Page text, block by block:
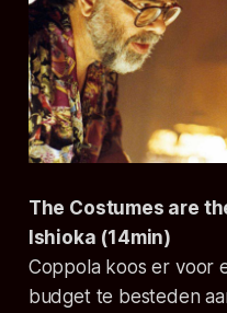
The Costumes are
Ishioka (14min)
Coppola koos er voor
budget te besteden